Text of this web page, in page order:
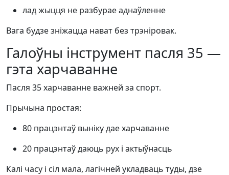
лад жыцця не разбурае аднаўленне
Вага будзе зніжацца нават без трэніровак.
Галоўны інструмент пасля 35 —
гэта харчаванне
Пасля 35 харчаванне важней за спорт.
Прычына простая:
80 працэнтаў выніку дае харчаванне
20 працэнтаў даюць рух і актыўнасць
Калі часу і сіл мала, лагічней укладваць туды, дзе